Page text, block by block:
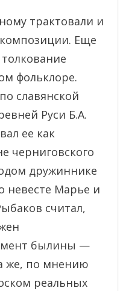
трактовали и
Еще
фольклоре.
славянской
Руси Б.А.
ее как
черниговского
дружиннике
невесте Марье и
считал,
былины —
же, по мнению
реальных